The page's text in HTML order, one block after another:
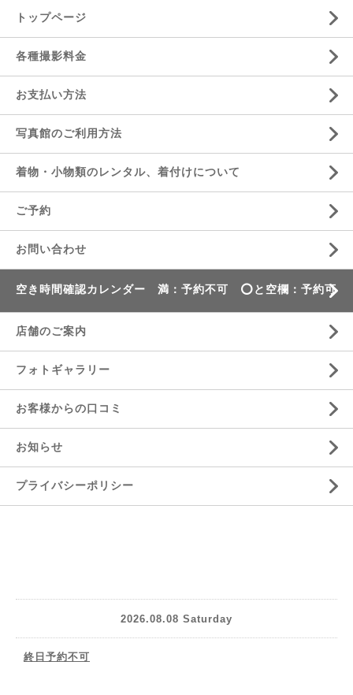
トップページ
各種撮影料金
お支払い方法
写真館のご利用方法
着物・小物類のレンタル、着付けについて
ご予約
お問い合わせ
空き時間確認カレンダー 満：予約不可 ⭕️と空欄：予約可
店舗のご案内
フォトギャラリー
お客様からの口コミ
お知らせ
プライバシーポリシー
2026.08.08 Saturday
終日予約不可